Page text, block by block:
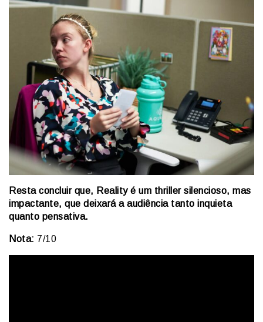
Resta concluir que, Reality é um thriller silencioso, mas
impactante, que deixará a audiência tanto inquieta
quanto pensativa.
Nota: 7/10